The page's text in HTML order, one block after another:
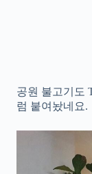
공원 불고기도
럼 붙여놨네요.